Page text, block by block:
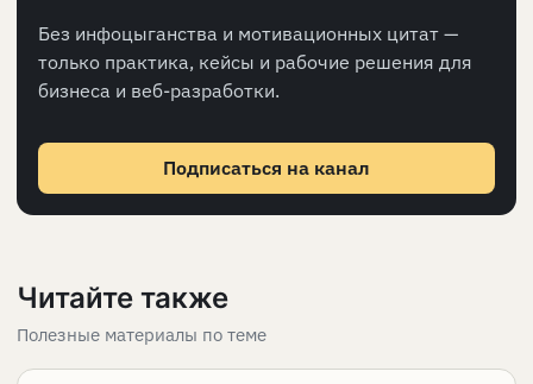
Без инфоцыганства и мотивационных цитат —
только практика, кейсы и рабочие решения для
бизнеса и веб-разработки.
Подписаться на канал
Читайте также
Полезные материалы по теме